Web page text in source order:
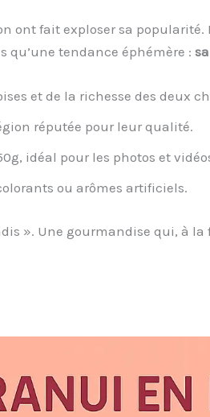
ont fait exploser sa popularité.
qu’une tendance éphémère :
et de la richesse des deux
réputée pour leur qualité.
idéal pour les photos et
ou arômes artificiels.
». Une gourmandise qui, à la